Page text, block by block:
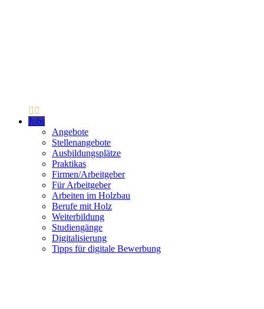
Jobs
Angebote
Stellenangebote
Ausbildungsplätze
Praktikas
Firmen/Arbeitgeber
Für Arbeitgeber
Arbeiten im Holzbau
Berufe mit Holz
Weiterbildung
Studiengänge
Digitalisierung
Tipps für digitale Bewerbung